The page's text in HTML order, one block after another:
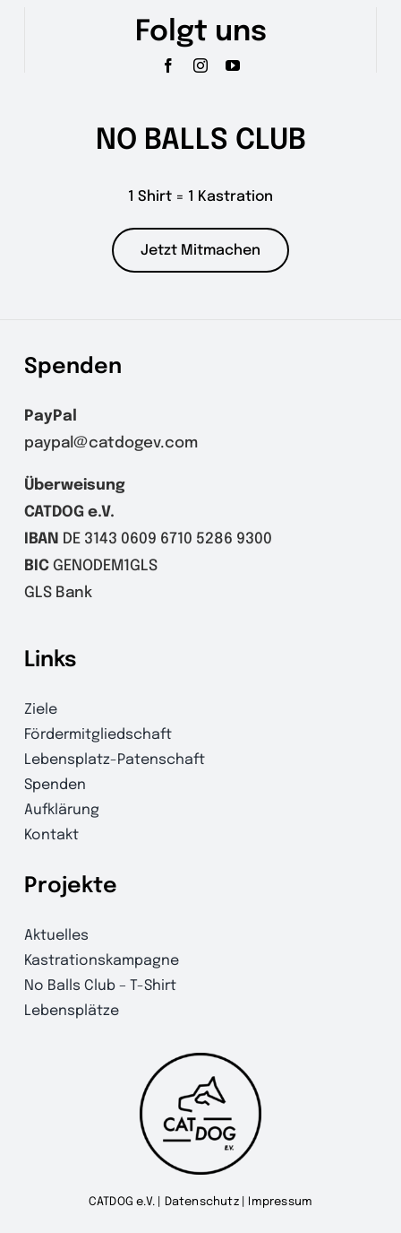
Folgt uns
NO BALLS CLUB
1 Shirt = 1 Kastration
Jetzt Mitmachen
Spenden
PayPal
paypal@catdogev.com
Überweisung
CATDOG e.V.
IBAN
DE 3143 0609 6710 5286 9300
BICGENODEM1GLS
GLS Bank
Links
Ziele
Fördermitgliedschaft
Lebensplatz-Patenschaft
Spenden
Aufklärung
Kontakt
Projekte
Aktuelles
Kastrationskampagne
No Balls Club – T-Shirt
Lebensplätze
CATDOG e.V. | Datenschutz| Impressum